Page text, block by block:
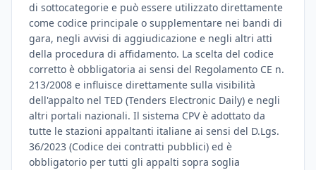
di sottocategorie e può essere utilizzato direttamente
come codice principale o supplementare nei bandi di
gara, negli avvisi di aggiudicazione e negli altri atti
della procedura di affidamento. La scelta del codice
corretto è obbligatoria ai sensi del Regolamento CE n.
213/2008 e influisce direttamente sulla visibilità
dell'appalto nel TED (Tenders Electronic Daily) e negli
altri portali nazionali. Il sistema CPV è adottato da
tutte le stazioni appaltanti italiane ai sensi del D.Lgs.
36/2023 (Codice dei contratti pubblici) ed è
obbligatorio per tutti gli appalti sopra soglia